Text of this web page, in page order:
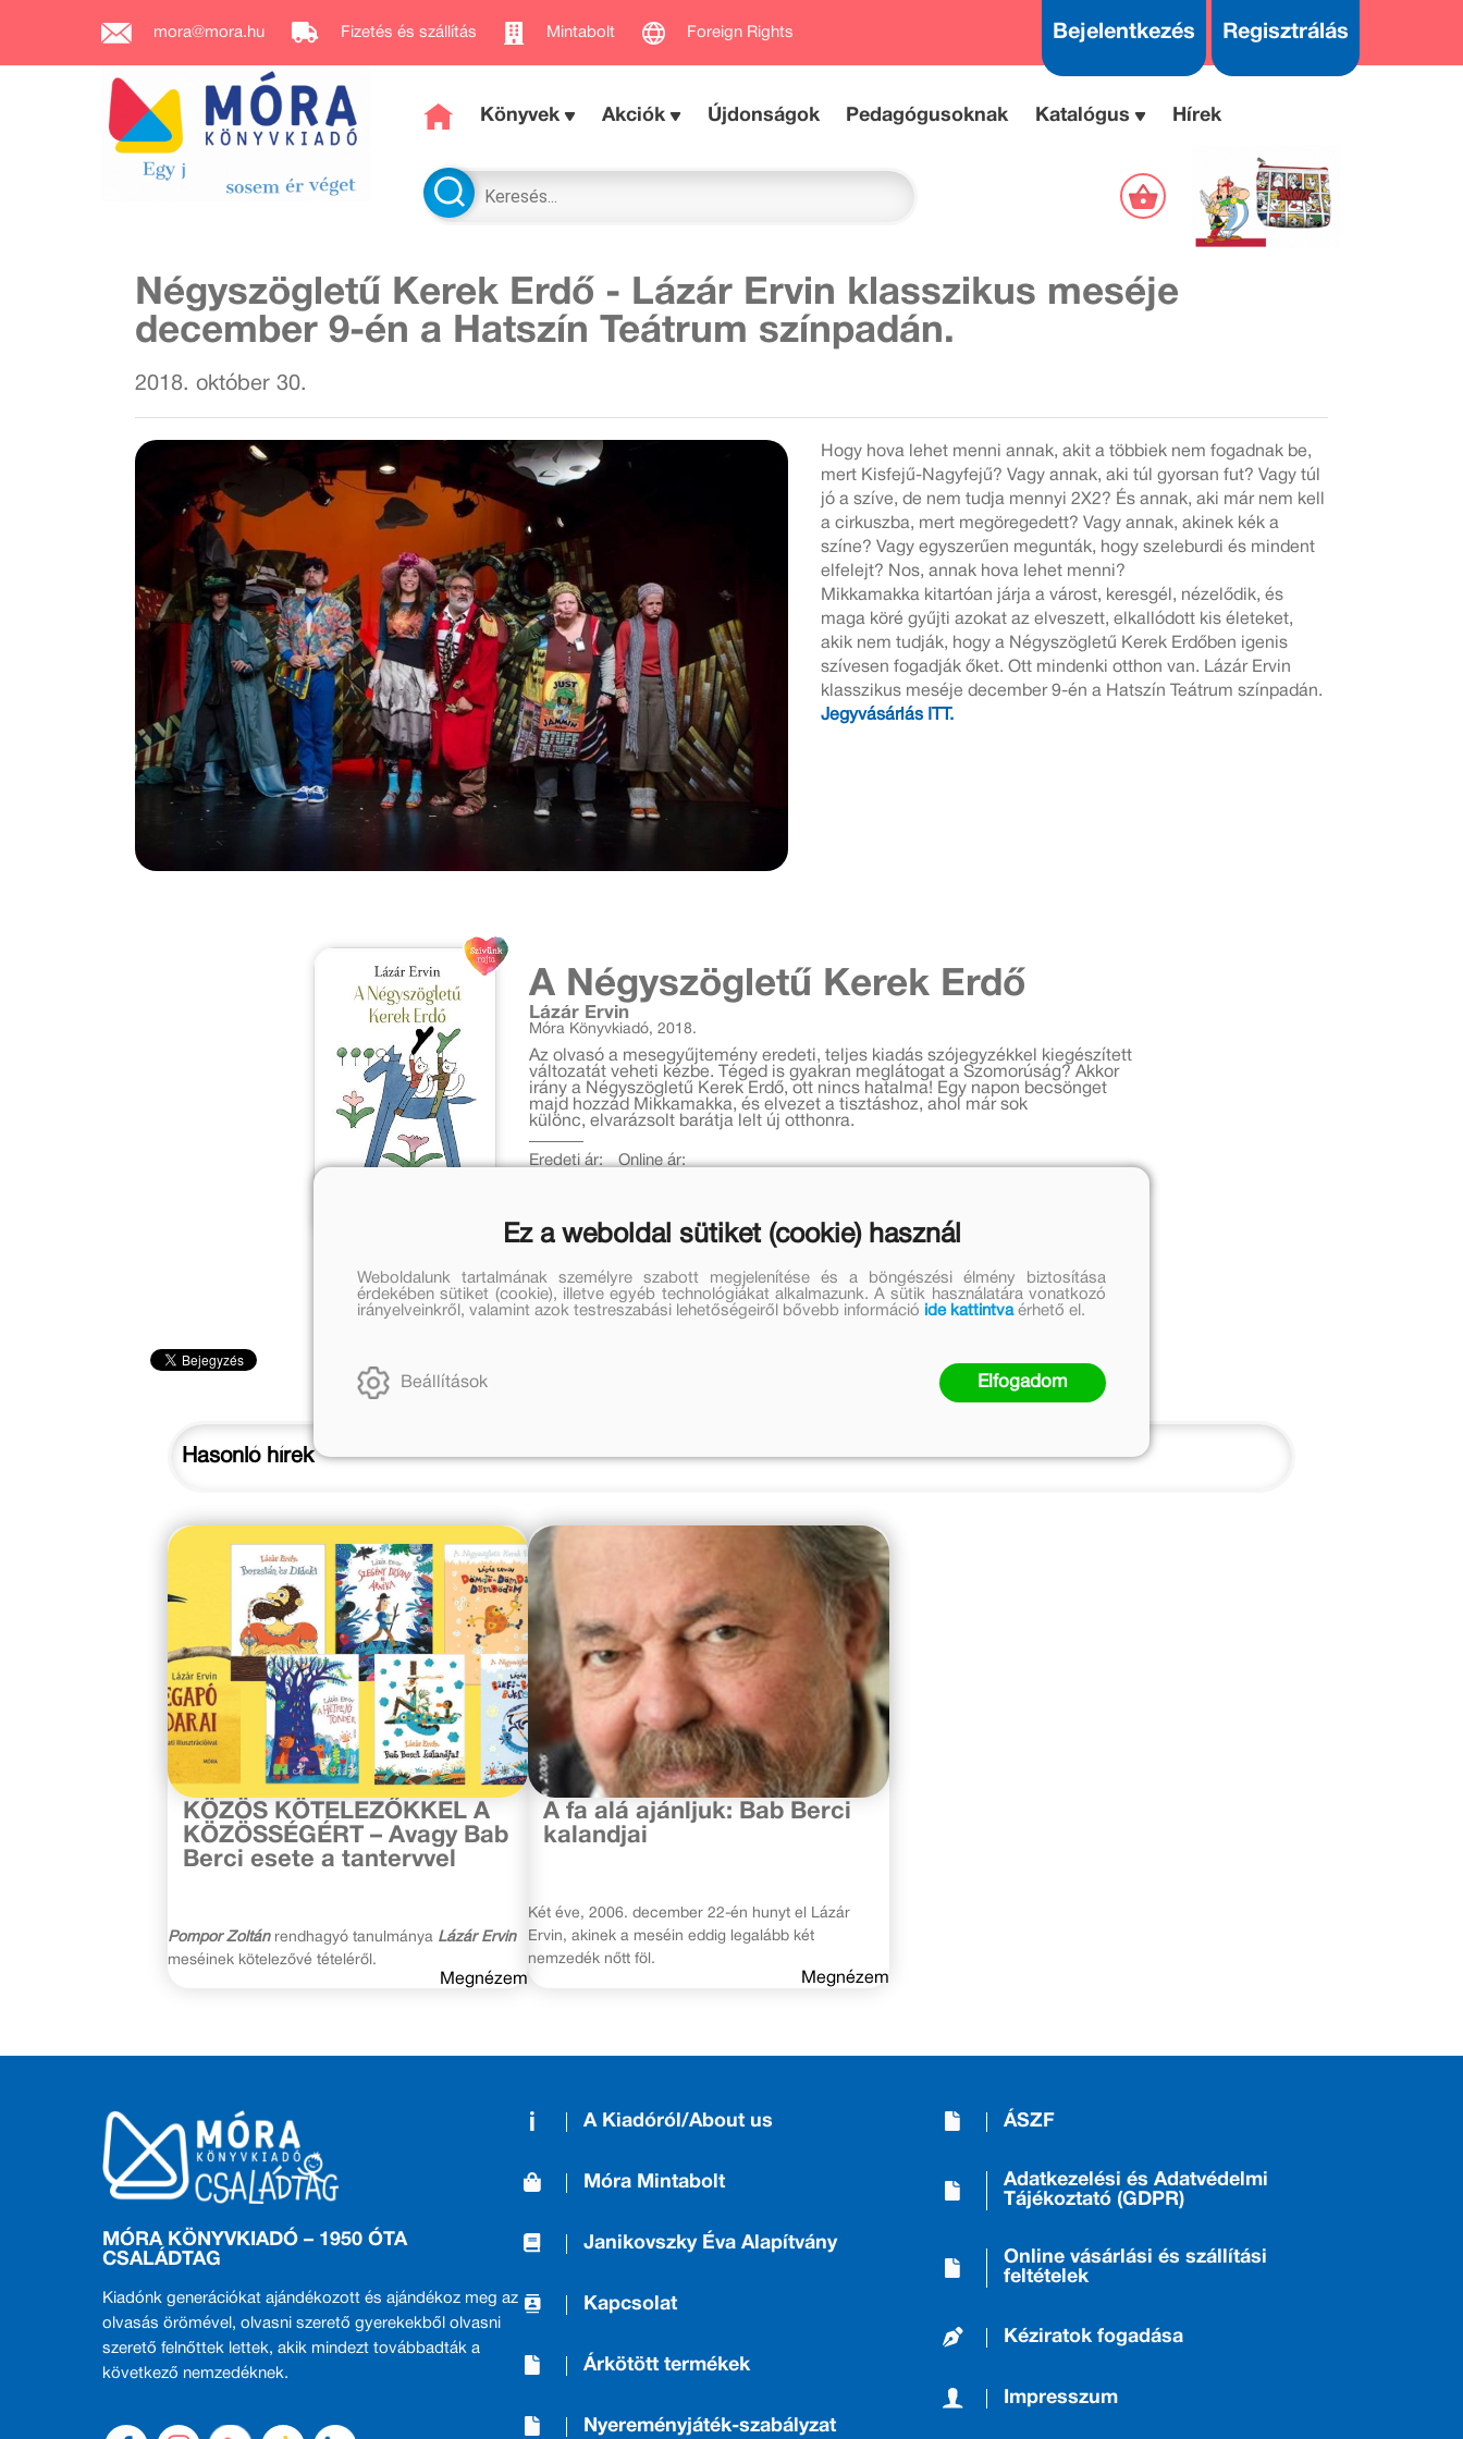
mora@mora.hu Fizetés és szállítás Mintabolt Foreign Rights Bejelentkezés Regisztrálás
Könyvek Akciók Újdonságok Pedagógusoknak Katalógus Hírek
Négyszögletű Kerek Erdő - Lázár Ervin klasszikus meséje
december 9-én a Hatszín Teátrum színpadán.
2018. október 30.
Hogy hova lehet menni annak, akit a többiek nem fogadnak be,
mert Kisfejű-Nagyfejű? Vagy annak, aki túl gyorsan fut? Vagy túl
jó a szíve, de nem tudja mennyi 2X2? És annak, aki már nem kell
a cirkuszba, mert megöregedett? Vagy annak, akinek kék a
színe? Vagy egyszerűen megunták, hogy szeleburdi és mindent
elfelejt? Nos, annak hova lehet menni?
Mikkamakka kitartóan járja a várost, keresgél, nézelődik, és
maga köré gyűjti azokat az elveszett, elkallódott kis életeket,
akik nem tudják, hogy a Négyszögletű Kerek Erdőben igenis
szívesen fogadják őket. Ott mindenki otthon van. Lázár Ervin
klasszikus meséje december 9-én a Hatszín Teátrum színpadán.
Jegyvásárlás ITT.
A Négyszögletű Kerek Erdő
Lázár Ervin
Móra Könyvkiadó, 2018.
Az olvasó a mesegyűjtemény eredeti, teljes kiadás szójegyzékkel kiegészített
változatát veheti kézbe. Téged is gyakran meglátogat a Szomorúság? Akkor
irány a Négyszögletű Kerek Erdő, ott nincs hatalma! Egy napon becsönget
majd hozzád Mikkamakka, és elvezet a tisztáshoz, ahol már sok
különc, elvarázsolt barátja lelt új otthonra.
Eredeti ár:
Online ár:
Kosárba
Hasonló hírek
2021. február 26.
KÖZÖS KÖTELEZŐKKEL A
KÖZÖSSÉGÉRT – Avagy Bab
Berci esete a tantervvel
Pompor Zoltánrendhagyó tanulmánya Lázár Ervin
meséinek kötelezővé tételéről.
Megnézem
2009. január 5.
A fa alá ajánljuk: Bab Berci
kalandjai
Két éve, 2006. december 22-én hunyt el Lázár
Ervin, akinek a meséin eddig legalább két
nemzedék nőtt föl.
Megnézem
MÓRA KÖNYVKIADÓ – 1950 ÓTA
CSALÁDTAG
Kiadónk generációkat ajándékozott és ajándékoz meg az
olvasás örömével, olvasni szerető gyerekekből olvasni
szerető felnőttek lettek, akik mindezt továbbadták a
következő nemzedéknek.
A Kiadóról/About us
Móra Mintabolt
Janikovszky Éva Alapítvány
Kapcsolat
Árkötött termékek
Nyereményjáték-szabályzat
ÁSZF
Adatkezelési és Adatvédelmi
Tájékoztató (GDPR)
Online vásárlási és szállítási
feltételek
Kéziratok fogadása
Impresszum
Ez a weboldal sütiket (cookie) használ
Weboldalunk tartalmának személyre szabott megjelenítése és a böngészési élmény biztosítása
érdekében sütiket (cookie), illetve egyéb technológiákat alkalmazunk. A sütik használatára vonatkozó
irányelveinkről, valamint azok testreszabási lehetőségeiről bővebb információ ide kattintvaérhető el.
Beállítások Elfogadom